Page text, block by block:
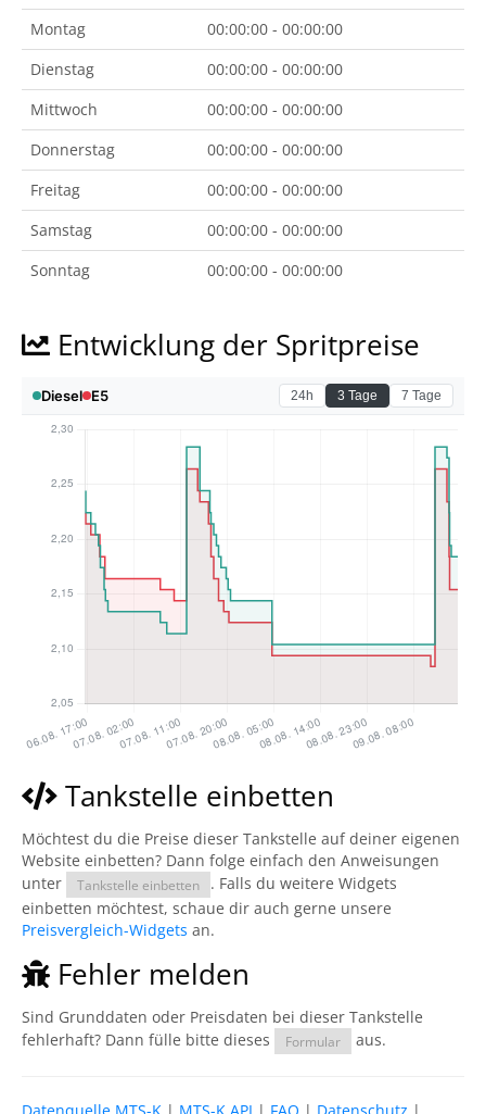
Montag
00:00:00 - 00:00:00
Dienstag
00:00:00 - 00:00:00
Mittwoch
00:00:00 - 00:00:00
Donnerstag
00:00:00 - 00:00:00
Freitag
00:00:00 - 00:00:00
Samstag
00:00:00 - 00:00:00
Sonntag
00:00:00 - 00:00:00
Entwicklung der Spritpreise
Tankstelle einbetten
Möchtest du die Preise dieser Tankstelle auf deiner eigenen
Website einbetten? Dann folge einfach den Anweisungen
unter
Tankstelle einbetten
. Falls du weitere Widgets
einbetten möchtest, schaue dir auch gerne unsere
Preisvergleich-Widgets an.
Fehler melden
Sind Grunddaten oder Preisdaten bei dieser Tankstelle
fehlerhaft? Dann fülle bitte dieses
Formular aus.